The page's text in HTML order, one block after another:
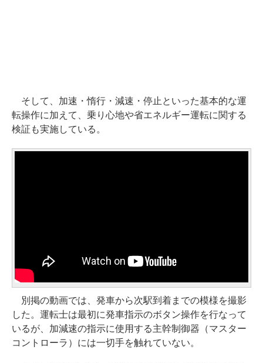
そして、加速・惰行・減速・停止といった基本的な運
転操作に加えて、乗り心地や省エネルギー運転に関する
検証も実施している。
別掲の動画では、発車から次駅到着までの模様を撮影
した。運転士は最初に発車指示のボタン操作を行なって
いるが、加減速の指示に使用する主幹制御器（マスター
コントローラ）には一切手を触れていない。